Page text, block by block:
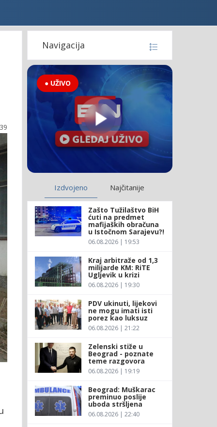
Navigacija
● UŽIVO
Izdvojeno Najčitanije
Zašto Tužilaštvo BiH
ćuti na predmet
mafijaških obračuna
u Istočnom Sarajevu?!
06.08.2026 | 19:53
Kraj arbitraže od 1,3
milijarde KM: RiTE
Ugljevik u krizi
06.08.2026 | 19:30
PDV ukinuti, lijekovi
ne mogu imati isti
porez kao luksuz
06.08.2026 | 21:22
Zelenski stiže u
Beograd - poznate
teme razgovora
06.08.2026 | 19:19
Beograd: Muškarac
preminuo poslije
uboda stršljena
06.08.2026 | 22:40